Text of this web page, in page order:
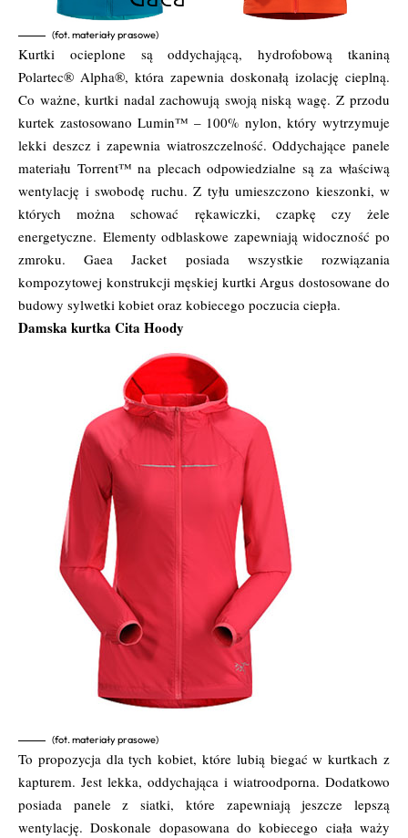
(fot. materiały prasowe)
Kurtki ocieplone są oddychającą, hydrofobową tkaniną
Polartec® Alpha®, która zapewnia doskonałą izolację cieplną.
Co ważne, kurtki nadal zachowują swoją niską wagę. Z przodu
kurtek zastosowano Lumin™ – 100% nylon, który wytrzymuje
lekki deszcz i zapewnia wiatroszczelność. Oddychające panele
materiału Torrent™ na plecach odpowiedzialne są za właściwą
wentylację i swobodę ruchu. Z tyłu umieszczono kieszonki, w
których można schować rękawiczki, czapkę czy żele
energetyczne. Elementy odblaskowe zapewniają widoczność po
zmroku. Gaea Jacket posiada wszystkie rozwiązania
kompozytowej konstrukcji męskiej kurtki Argus dostosowane do
budowy sylwetki kobiet oraz kobiecego poczucia ciepła.
Damska kurtka Cita Hoody
(fot. materiały prasowe)
To propozycja dla tych kobiet, które lubią biegać w kurtkach z
kapturem. Jest lekka, oddychająca i wiatroodporna. Dodatkowo
posiada panele z siatki, które zapewniają jeszcze lepszą
wentylację. Doskonale dopasowana do kobiecego ciała waży